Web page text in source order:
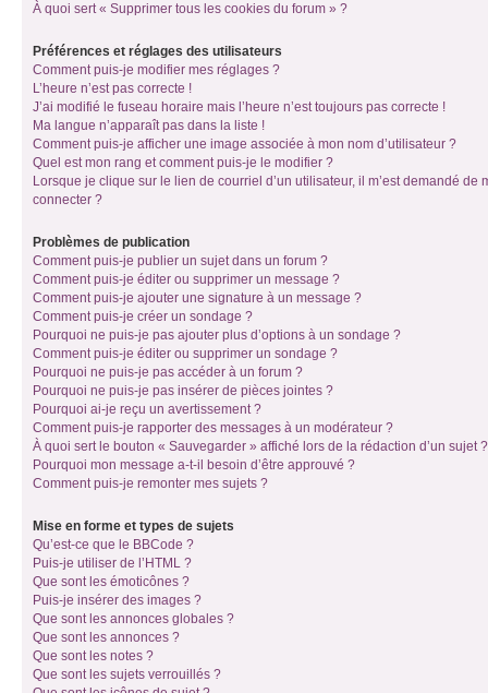
À quoi sert « Supprimer tous les cookies du forum » ?
Préférences et réglages des utilisateurs
Comment puis-je modifier mes réglages ?
L’heure n’est pas correcte !
J’ai modifié le fuseau horaire mais l’heure n’est toujours pas correcte !
Ma langue n’apparaît pas dans la liste !
Comment puis-je afficher une image associée à mon nom d’utilisateur ?
Quel est mon rang et comment puis-je le modifier ?
Lorsque je clique sur le lien de courriel d’un utilisateur, il m’est demandé de
connecter ?
Problèmes de publication
Comment puis-je publier un sujet dans un forum ?
Comment puis-je éditer ou supprimer un message ?
Comment puis-je ajouter une signature à un message ?
Comment puis-je créer un sondage ?
Pourquoi ne puis-je pas ajouter plus d’options à un sondage ?
Comment puis-je éditer ou supprimer un sondage ?
Pourquoi ne puis-je pas accéder à un forum ?
Pourquoi ne puis-je pas insérer de pièces jointes ?
Pourquoi ai-je reçu un avertissement ?
Comment puis-je rapporter des messages à un modérateur ?
À quoi sert le bouton « Sauvegarder » affiché lors de la rédaction d’un sujet ?
Pourquoi mon message a-t-il besoin d’être approuvé ?
Comment puis-je remonter mes sujets ?
Mise en forme et types de sujets
Qu’est-ce que le BBCode ?
Puis-je utiliser de l’HTML ?
Que sont les émoticônes ?
Puis-je insérer des images ?
Que sont les annonces globales ?
Que sont les annonces ?
Que sont les notes ?
Que sont les sujets verrouillés ?